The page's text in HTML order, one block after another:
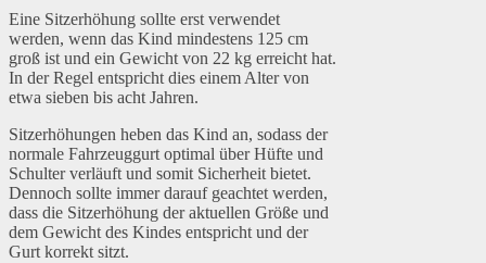
Eine Sitzerhöhung sollte erst verwendet
werden, wenn das Kind mindestens 125 cm
groß ist und ein Gewicht von 22 kg erreicht hat.
In der Regel entspricht dies einem Alter von
etwa sieben bis acht Jahren.
Sitzerhöhungen heben das Kind an, sodass der
normale Fahrzeuggurt optimal über Hüfte und
Schulter verläuft und somit Sicherheit bietet.
Dennoch sollte immer darauf geachtet werden,
dass die Sitzerhöhung der aktuellen Größe und
dem Gewicht des Kindes entspricht und der
Gurt korrekt sitzt.